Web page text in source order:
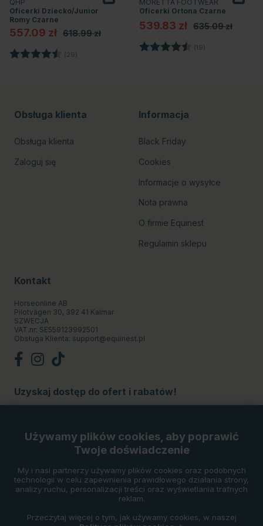
QHP
Oficerki Dziecko/Junior
Romy Czarne
557.09 zł 618.99 zł
Ocena: (29)
MORETTA FOOTWEAR
Oficerki Ortona Czarne
539.83 zł 635.09 zł
Ocena: (19)
Obsługa klienta
Obsługa klienta
Zaloguj się
Informacja
Black Friday
Cookies
Informacje o wysyłce
Nota prawna
O firmie Equinest
Regulamin sklepu
Kontakt
Horseonline AB
Pilotvägen 30, 392 41 Kalmar
SZWECJA
VAT.nr: SE559123992501
Obsługa Klienta: support@equinest.pl
Uzyskaj dostęp do ofert i rabatów!
Używamy plików cookies, aby poprawić
Twoje doświadczenie
My i nasi partnerzy używamy plików cookies oraz podobnych
technologii w celu zapewnienia prawidłowego działania strony,
analizy ruchu, personalizacji treści oraz wyświetlania trafnych
reklam.
Przeczytaj więcej o tym, jak używamy cookies, w naszej